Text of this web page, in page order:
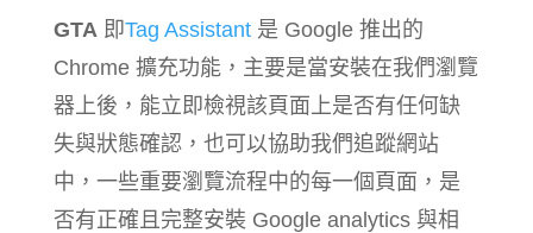
GTA 即Tag Assistant是 Google 推出的
Chrome 擴充功能，主要是當安裝在我們瀏覽
器上後，能立即檢視該頁面上是否有任何缺
失與狀態確認，也可以協助我們追蹤網站
中，一些重要瀏覽流程中的每一個頁面，是
否有正確且完整安裝 Google analytics 與相